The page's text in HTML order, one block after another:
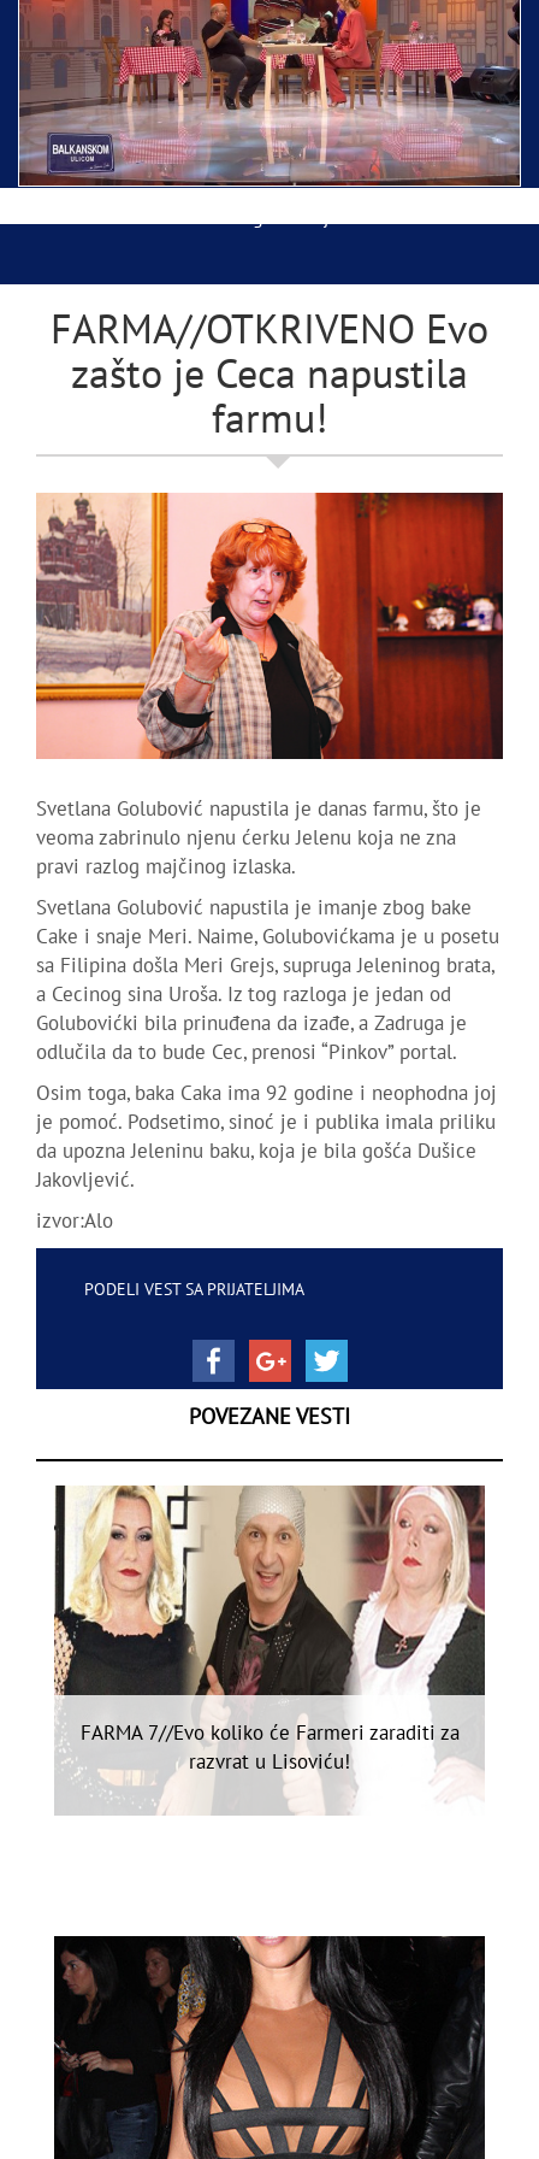
Ispraćaj Pojasa Presvete Bogorodice danas iz
Hrama Svetog Save
FARMA//OTKRIVENO Evo
zašto je Ceca napustila
farmu!
Svetlana Golubović napustila je danas farmu, što je
veoma zabrinulo njenu ćerku Jelenu koja ne zna
pravi razlog majčinog izlaska.
Svetlana Golubović napustila je imanje zbog bake
Cake i snaje Meri. Naime, Golubovićkama je u posetu
sa Filipina došla Meri Grejs, supruga Jeleninog brata,
a Cecinog sina Uroša. Iz tog razloga je jedan od
Golubovićki bila prinuđena da izađe, a Zadruga je
odlučila da to bude Cec, prenosi “Pinkov” portal.
Osim toga, baka Caka ima 92 godine i neophodna joj
je pomoć. Podsetimo, sinoć je i publika imala priliku
da upozna Jeleninu baku, koja je bila gošća Dušice
Jakovljević.
izvor:Alo
PODELI VEST SA PRIJATELJIMA
POVEZANE VESTI
FARMA 7//Evo koliko će Farmeri zaraditi za
razvrat u Lisoviću!